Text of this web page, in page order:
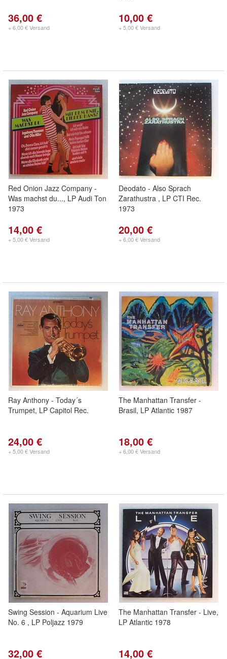
36,00 €
+ 6,00 € Versand
10,00 €
+ 5,00 € Versand
Red Onion Jazz Company -
Was machst du..., LP Audi Ton
1973
14,00 €
+ 5,00 € Versand
Deodato - Also Sprach
Zarathustra , LP CTI Rec.
1973
20,00 €
+ 6,00 € Versand
Ray Anthony - Today´s
Trumpet, LP Capitol Rec.
24,00 €
+ 5,00 € Versand
The Manhattan Transfer -
Brasil, LP Atlantic 1987
18,00 €
+ 6,00 € Versand
Swing Session - Aquarium Live
No. 6 , LP Poljazz 1979
32,00 €
The Manhattan Transfer - Live,
LP Atlantic 1978
14,00 €